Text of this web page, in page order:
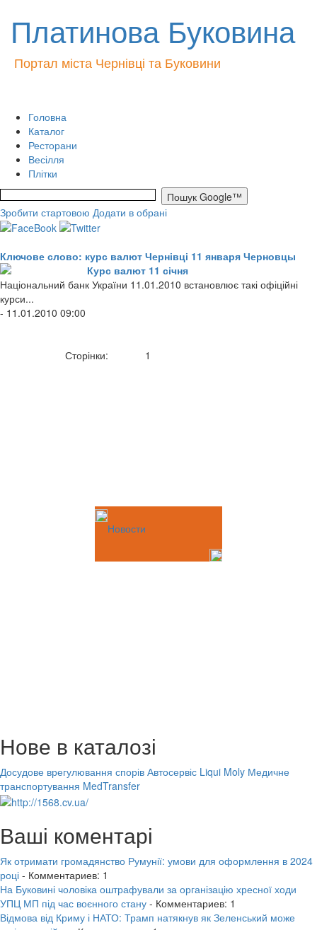
Платинова Буковина
Портал міста Чернівці та Буковини
Головна
Каталог
Ресторани
Весілля
Плітки
Зробити стартовою Додати в обрані
Ключове слово: курс валют Чернівці 11 января Черновцы
Курс валют 11 січня
Національний банк України 11.01.2010 встановлює такі офіційні
курси...
- 11.01.2010 09:00
Сторінки: 1
Новости
Нове в каталозі
Досудове врегулювання спорів Автосервіс Liqui Moly Медичне
транспортування MedTransfer
Ваші коментарі
Як отримати громадянство Румунії: умови для оформлення в 2024
році - Комментариев: 1
На Буковині чоловіка оштрафували за організацію хресної ходи
УПЦ МП під час воєнного стану - Комментариев: 1
Відмова від Криму і НАТО: Трамп натякнув як Зеленський може